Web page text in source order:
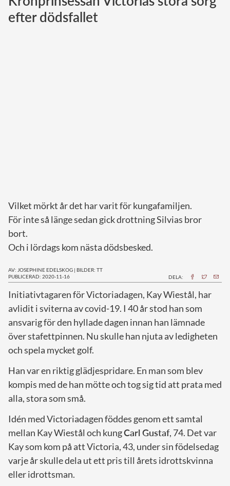
Norska kungahuset
efter dödsfallet
Vilket mörkt år det har varit för kungafamiljen.
För inte så länge sedan gick drottning Silvias bror
bort.
Och i lördags kom nästa dödsbesked.
AV: JOSEPHINE EDELSKOG | BILDER: TT
PUBLICERAD: 2020-11-16
DELA:
Initiativtagaren för Victoriadagen, Kay Wiestål, har
avlidit i sviterna av covid-19. I 40 år stod han som
ansvarig för den hyllade dagen innan han lämnade
över stafettpinnen. Nu skulle han njuta av ledigheten
och spela mycket golf.
Han var en riktig glädjespridare. En man som blev
kompis med de han mötte och tog sig tid att prata med
alla, stora som små.
Idén med Victoriadagen föddes genom ett samtal
mellan Kay Wiestål och kungCarl Gustaf, 74. Det var
Kay som kom på att Victoria, 43, under sin födelsedag
varje år skulle dela ut ett pris till årets idrottskvinna
eller idrottsman.